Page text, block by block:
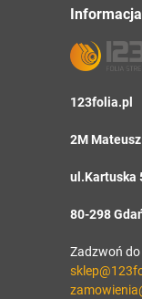
123folia.pl
2M
ul.Kartuska
80-298
Zadzwoń do